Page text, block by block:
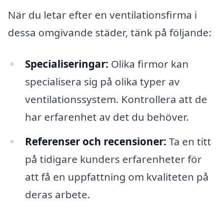
När du letar efter en ventilationsfirma i
dessa omgivande städer, tänk på följande:
Specialiseringar: Olika firmor kan
specialisera sig på olika typer av
ventilationssystem. Kontrollera att de
har erfarenhet av det du behöver.
Referenser och recensioner: Ta en titt
på tidigare kunders erfarenheter för
att få en uppfattning om kvaliteten på
deras arbete.